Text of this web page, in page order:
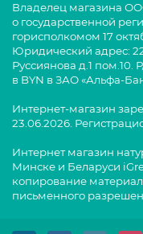
Владелец магазина
о государственной
горисполкомом 17
Юридический адрес:
Руссиянова д.1 пом.10.
в BYN в ЗАО «Альфа-
Интернет-магазин
23.06.2026.
Интернет магазин
Минске и Беларуси
копирование
письменного